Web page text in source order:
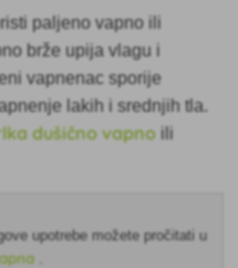
paljeno vapno ili
brže upija vlagu i
vapnenac sporije
lakih i srednjih tla.
dušično vapno ili
upotrebe možete pročitati u